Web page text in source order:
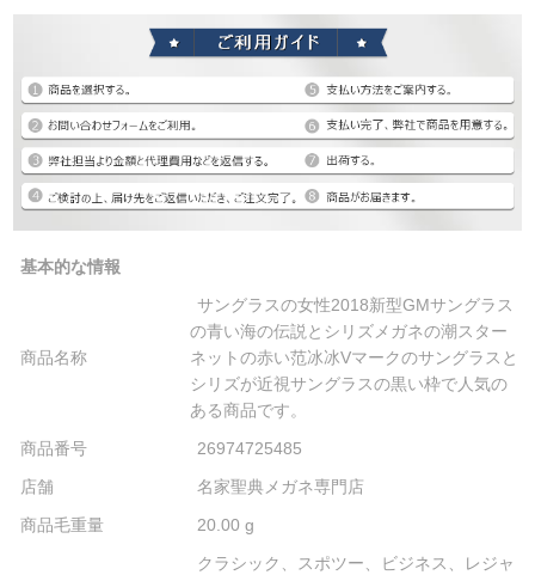
基本的な情報
商品名称
サングラスの女性2018新型GMサングラス
の青い海の伝説とシリズメガネの潮スター
ネットの赤い范冰冰Vマークのサングラスと
シリズが近視サングラスの黒い枠で人気の
ある商品です。
商品番号
26974725485
店舗
名家聖典メガネ専門店
商品毛重量
20.00 g
クラシック、スポツー、ビジネス、レジャ